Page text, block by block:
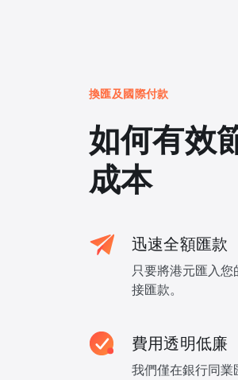
換匯及國際付款
如何有效
成本
迅速全額匯款
只要將港元匯入
接匯款。
費用透明低廉
我們僅在銀行同業